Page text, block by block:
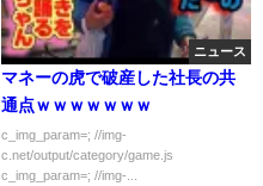
ニュース
マネーの虎で破産した社長の共
通点ｗｗｗｗｗｗｗ
c_img_param=; //img-
c.net/output/category/game.js
c_img_param=; //img-...